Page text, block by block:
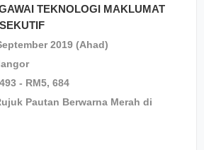
TEKNOLOGI MAKLUMAT
2019 (Ahad)
- RM5, 684
Pautan Berwarna Merah di